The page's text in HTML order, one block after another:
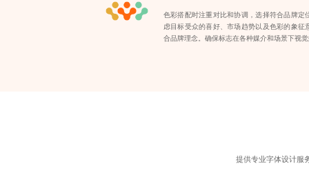
色彩搭配时注重对比和协调，选择符合品牌定
虑目标受众的喜好、市场趋势以及色彩的象征
合品牌理念。确保标志在各种媒介和场景下视
提供专业字体设计服